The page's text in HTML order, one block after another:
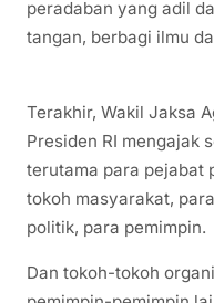
peradaban yang adil
tangan, berbagi ilmu
Terakhir, Wakil Jaksa
Presiden RI mengajak
terutama para pejabat
tokoh masyarakat,
politik, para pemimpin.
Dan tokoh-tokoh